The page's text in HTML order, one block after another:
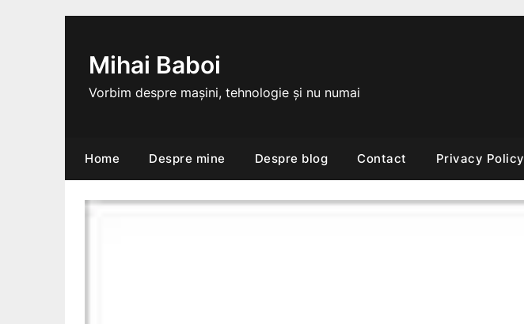
Mihai Baboi
Vorbim despre mașini, tehnologie și nu numai
Home Despre mine Despre blog Contact Privacy Policy